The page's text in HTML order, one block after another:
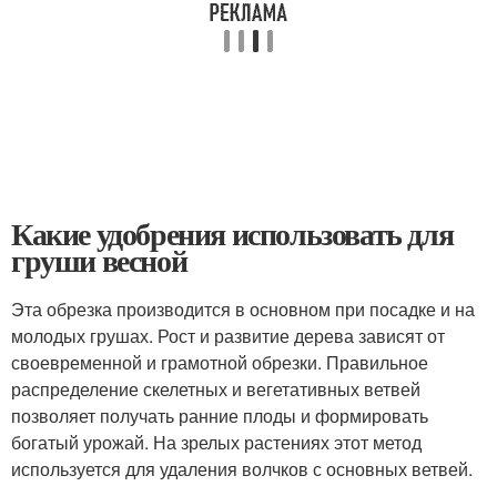
Какие удобрения использовать для
груши весной
Эта обрезка производится в основном при посадке и на
молодых грушах. Рост и развитие дерева зависят от
своевременной и грамотной обрезки. Правильное
распределение скелетных и вегетативных ветвей
позволяет получать ранние плоды и формировать
богатый урожай. На зрелых растениях этот метод
используется для удаления волчков с основных ветвей.